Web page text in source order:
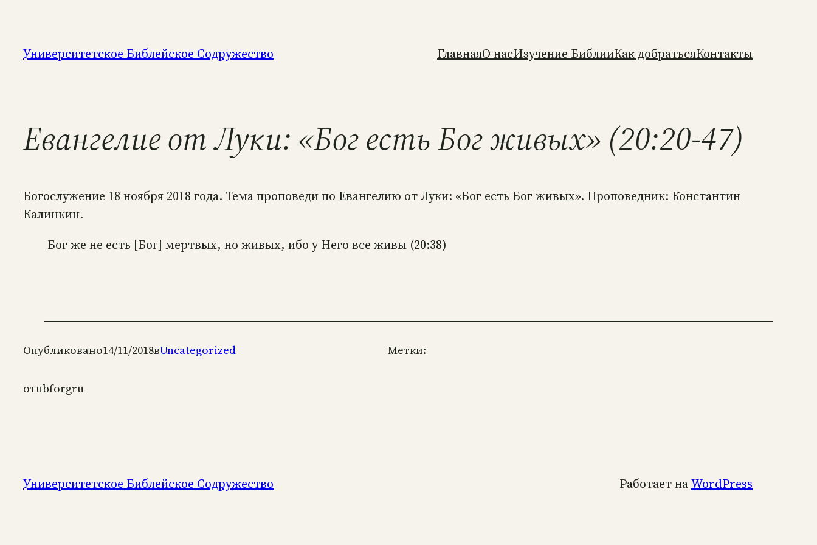
содержимому
Университетское Библейское Содружество ГлавнаяО насИзучение БиблииКак добратьсяКонтакты
Евангелие от Луки: «Бог есть Бог живых» (20:20-47)
Богослужение 18 ноября 2018 года. Тема проповеди по Евангелию от Луки: «Бог есть Бог живых». Проповедник: Константин
Калинкин.
Бог же не есть [Бог] мертвых, но живых, ибо у Него все живы (20:38)
Опубликовано14/11/2018вUncategorized
отubforgru
Метки:
Университетское Библейское Содружество Работает наWordPress